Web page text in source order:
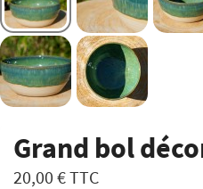
Grand bol
20,00 €TTC